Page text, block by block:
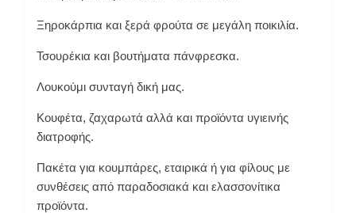
Ξηροκάρπια και ξερά φρούτα σε μεγάλη ποικιλία.
Τσουρέκια και βουτήματα πάνφρεσκα.
Λουκούμι συνταγή δική μας.
Κουφέτα, ζαχαρωτά αλλά και προϊόντα υγιεινής
διατροφής.
Πακέτα για κουμπάρες, εταιρικά ή για φίλους με
συνθέσεις από παραδοσιακά και ελασσονίτικα
προϊόντα.